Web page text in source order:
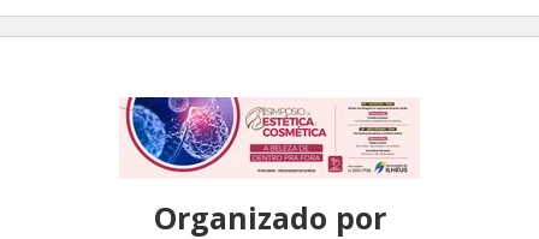
Organizado por